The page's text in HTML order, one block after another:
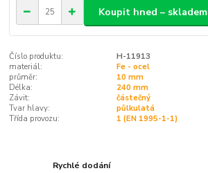
Koupit hned – skladem
Číslo produktu:
H-11913
materiál:
Fe - ocel
průměr:
10 mm
Délka:
240 mm
Závit:
částečný
Tvar hlavy:
půlkulatá
Třída provozu:
1 (EN 1995-1-1)
Rychlé dodání